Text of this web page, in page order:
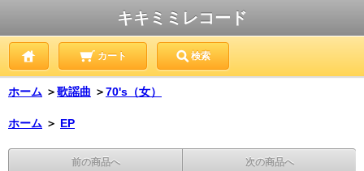
キキミミレコード
カート 検索
ホーム ＞歌謡曲 ＞70's（女）
ホーム ＞ EP
前の商品へ 次の商品へ